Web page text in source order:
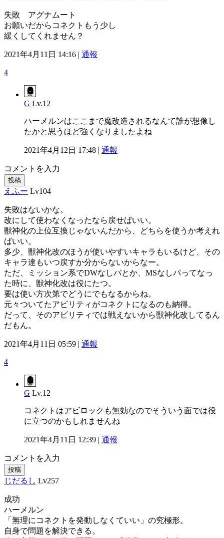
失敗 アグナムート
お願いだからコネクトもう少し
緩くしてくれません？
2021年4月11日 14:16 | 通報
4
G Lv.12
ハーメルンはここまで魔改造されるなんて誰が想像し
たかと思うほど強くなりましたよね
2021年4月12日 17:48 | 通報
コメントを入力
投稿
えふー Lv104
失敗はないかな。
改にして使わなくなったなら戻せばいい。
獣神化の上位互換じゃないんだから、どちらを使うか考えれ
ばいい。
多少、獣神化改のほうが使いやすいキャラもいるけど、その
キャラ達もいつ戻すか分からないからなー。
ただ、ミッション系でDWなしパとか、MSなしパってなっ
た時に、獣神化改は役にたつ。
要は使い方次第でどうにでもなるからね。
元々ついてたアビリティがコネクトになるのも納得。
だって、そのアビリティでは戦えないから獣神化改してるん
だもん。
2021年4月11日 05:59 | 通報
4
G Lv.12
コネクトはアビロックも無効なのでそういう面では役
に立つのかもしれませんね
2021年4月11日 12:39 | 通報
コメントを入力
投稿
じだるし Lv257
成功
ハーメルン
「無理にコネクトを発動しなくていい」の究極形。
自身で問題を解決できる。